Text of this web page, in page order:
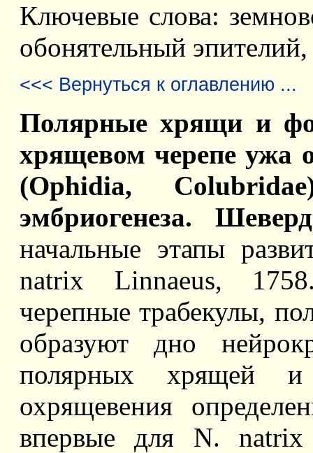
Ключевые слова:
обонятельный
<<< Вернуться к оглавлению ...
Полярные хрящи и
хрящевом черепе ужа
(Ophidia,
эмбриогенеза.
начальные этапы
natrix Linnaeus,
черепные трабекулы,
образуют дно
полярных хрящей
охрящевения
впервые для N.